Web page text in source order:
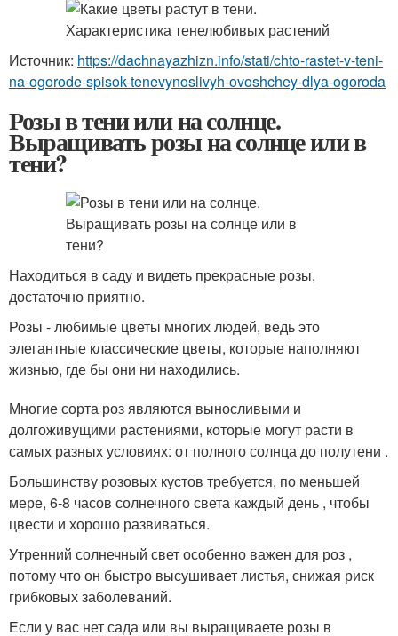
Источник: https://dachnayazhizn.info/stati/chto-rastet-v-teni-
na-ogorode-spisok-tenevynoslivyh-ovoshchey-dlya-ogoroda
Розы в тени или на солнце.
Выращивать розы на солнце или в
тени?
Находиться в саду и видеть прекрасные розы,
достаточно приятно.
Розы - любимые цветы многих людей, ведь это
элегантные классические цветы, которые наполняют
жизнью, где бы они ни находились.
Многие сорта роз являются выносливыми и
долгоживущими растениями, которые могут расти в
самых разных условиях: от полного солнца до полутени .
Большинству розовых кустов требуется, по меньшей
мере, 6-8 часов солнечного света каждый день , чтобы
цвести и хорошо развиваться.
Утренний солнечный свет особенно важен для роз ,
потому что он быстро высушивает листья, снижая риск
грибковых заболеваний.
Если у вас нет сада или вы выращиваете розы в